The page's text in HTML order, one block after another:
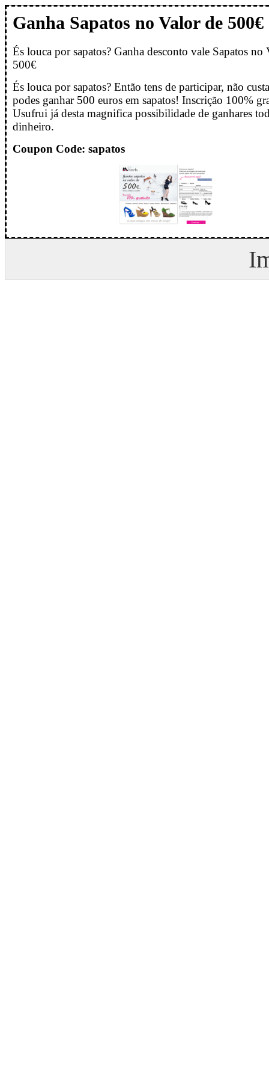
Ganha Sapatos no Valor de 500€
És louca por sapatos? Ganha desconto vale Sapatos no
500€
És louca por sapatos? Então tens de participar, não
podes ganhar 500 euros em sapatos! Inscrição 100%
Usufrui já desta magnifica possibilidade de ganhares
dinheiro.
Coupon Code: sapatos